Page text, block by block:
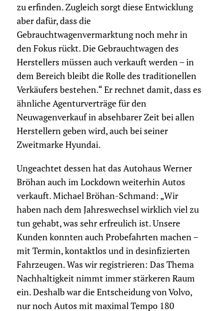
zu erfinden. Zugleich sorgt diese Entwicklung
aber dafür, dass die
Gebrauchtwagenvermarktung noch mehr in
den Fokus rückt. Die Gebrauchtwagen des
Herstellers müssen auch verkauft werden – in
dem Bereich bleibt die Rolle des traditionellen
Verkäufers bestehen.“ Er rechnet damit, dass es
ähnliche Agenturverträge für den
Neuwagenverkauf in absehbarer Zeit bei allen
Herstellern geben wird, auch bei seiner
Zweitmarke Hyundai.
Ungeachtet dessen hat das Autohaus Werner
Bröhan auch im Lockdown weiterhin Autos
verkauft. Michael Bröhan-Schmand: „Wir
haben nach dem Jahreswechsel wirklich viel zu
tun gehabt, was sehr erfreulich ist. Unsere
Kunden konnten auch Probefahrten machen –
mit Termin, kontaktlos und in desinfizierten
Fahrzeugen. Was wir registrieren: Das Thema
Nachhaltigkeit nimmt immer stärkeren Raum
ein. Deshalb war die Entscheidung von Volvo,
nur noch Autos mit maximal Tempo 180